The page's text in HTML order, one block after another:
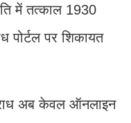
में तत्काल 1930
पोर्टल पर शिकायत
अब केवल ऑनलाइन